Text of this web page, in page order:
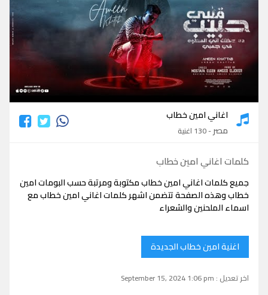
كلمات اغاني امين خطاب
اغاني امين خطاب
مصر- 130 اغنية
كلمات اغاني امين خطاب
جميع كلمات اغاني امين خطاب مكتوبة ومرتبة حسب البومات امين
خطاب وهذه الصفحة تتضمن اشهر كلمات اغاني امين خطاب مع
اسماء الملحنين والشعراء
اغنية امين خطاب الجديدة
اخر تعديل : September 15, 2024 1:06 pm